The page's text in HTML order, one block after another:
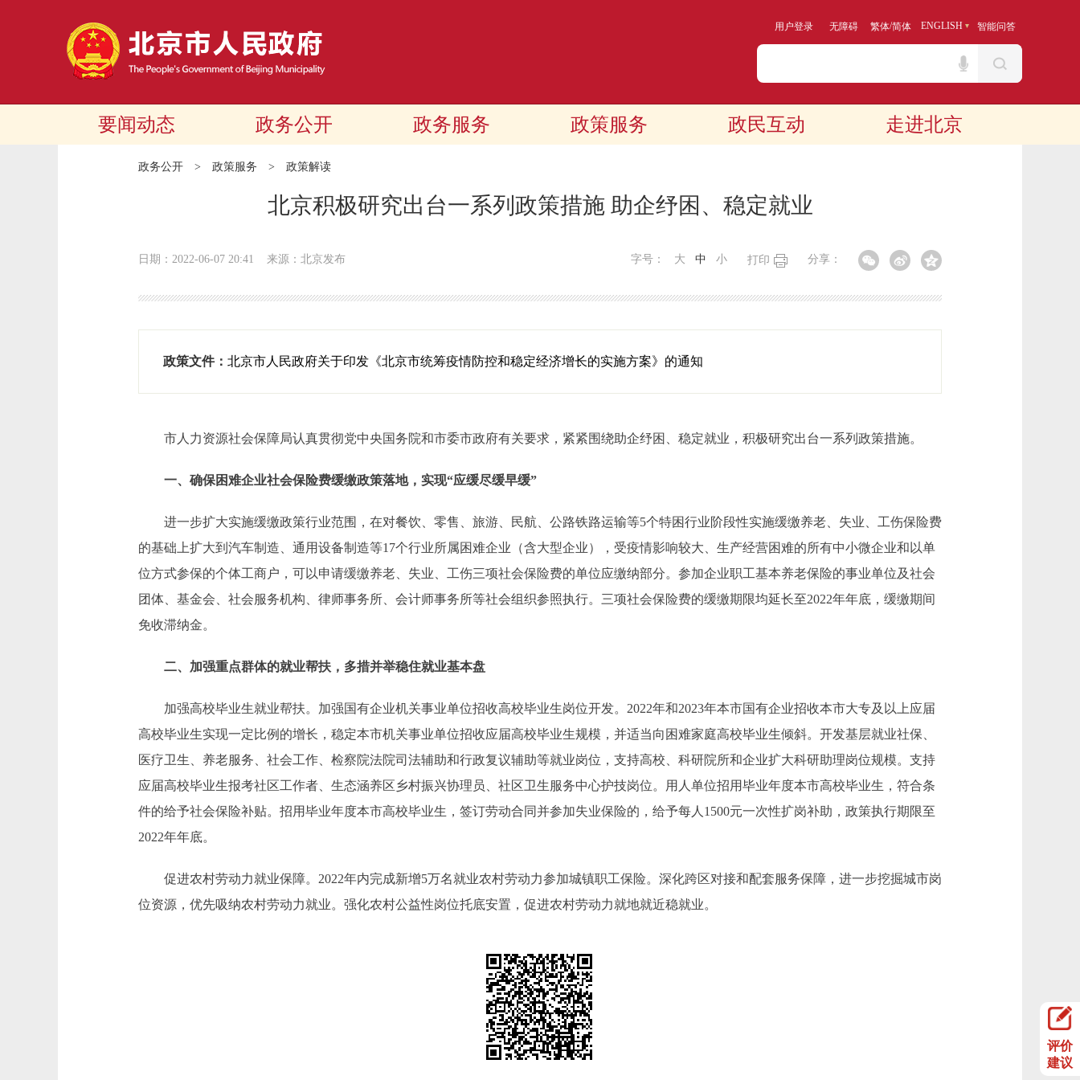
用户登录 无障碍 繁体/简体 ENGLISH 智能问答
要闻动态 政务公开 政务服务 政策服务 政民互动 走进北京
政务公开 > 政策服务 > 政策解读
北京积极研究出台一系列政策措施 助企纾困、稳定就业
日期：2022-06-07 20:41 来源：北京发布 分享：
打印
字号： 大 中 小
政策文件： ​北京市人民政府关于印发《北京市统筹疫情防控和稳定经济增长的实施方案》的通知
市人力资源社会保障局认真贯彻党中央国务院和市委市政府有关要求，紧紧围绕助企纾困、稳定就业，积极研究出台一系列政策措施。
一、确保困难企业社会保险费缓缴政策落地，实现“应缓尽缓早缓”
进一步扩大实施缓缴政策行业范围，在对餐饮、零售、旅游、民航、公路铁路运输等5个特困行业阶段性实施缓缴养老、失业、工伤保险费
的基础上扩大到汽车制造、通用设备制造等17个行业所属困难企业（含大型企业），受疫情影响较大、生产经营困难的所有中小微企业和以单
位方式参保的个体工商户，可以申请缓缴养老、失业、工伤三项社会保险费的单位应缴纳部分。参加企业职工基本养老保险的事业单位及社会
团体、基金会、社会服务机构、律师事务所、会计师事务所等社会组织参照执行。三项社会保险费的缓缴期限均延长至2022年年底，缓缴期间
免收滞纳金。
二、加强重点群体的就业帮扶，多措并举稳住就业基本盘
加强高校毕业生就业帮扶。加强国有企业机关事业单位招收高校毕业生岗位开发。2022年和2023年本市国有企业招收本市大专及以上应届
高校毕业生实现一定比例的增长，稳定本市机关事业单位招收应届高校毕业生规模，并适当向困难家庭高校毕业生倾斜。开发基层就业社保、
医疗卫生、养老服务、社会工作、检察院法院司法辅助和行政复议辅助等就业岗位，支持高校、科研院所和企业扩大科研助理岗位规模。支持
应届高校毕业生报考社区工作者、生态涵养区乡村振兴协理员、社区卫生服务中心护技岗位。用人单位招用毕业年度本市高校毕业生，符合条
件的给予社会保险补贴。招用毕业年度本市高校毕业生，签订劳动合同并参加失业保险的，给予每人1500元一次性扩岗补助，政策执行期限至
2022年年底。
促进农村劳动力就业保障。2022年内完成新增5万名就业农村劳动力参加城镇职工保险。深化跨区对接和配套服务保障，进一步挖掘城市岗
位资源，优先吸纳农村劳动力就业。强化农村公益性岗位托底安置，促进农村劳动力就地就近稳就业。
评价
建议